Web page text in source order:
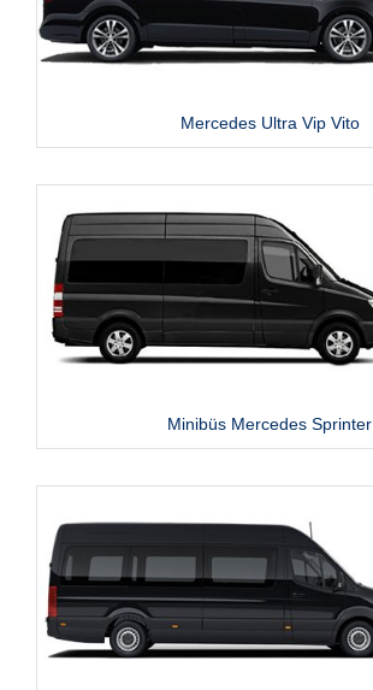
Mercedes Ultra Vip Vito
Minibüs Mercedes Sprinter